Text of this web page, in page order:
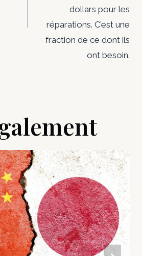
dollars pour les
réparations. C’est une
fraction de ce dont ils
ont besoin.